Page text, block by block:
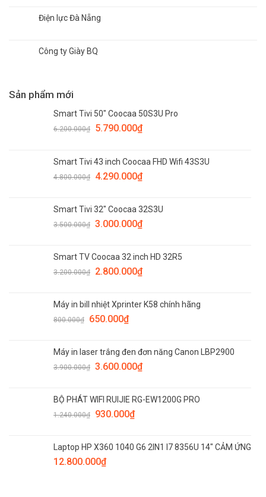
Điện lực Đà Nẵng
Công ty Giày BQ
Sản phẩm mới
Smart Tivi 50" Coocaa 50S3U Pro
6.200.000₫ 5.790.000₫
Smart Tivi 43 inch Coocaa FHD Wifi 43S3U
4.800.000₫ 4.290.000₫
Smart Tivi 32" Coocaa 32S3U
3.500.000₫ 3.000.000₫
Smart TV Coocaa 32 inch HD 32R5
3.200.000₫ 2.800.000₫
Máy in bill nhiệt Xprinter K58 chính hãng
800.000₫ 650.000₫
Máy in laser trắng đen đơn năng Canon LBP2900
3.900.000₫ 3.600.000₫
BỘ PHÁT WIFI RUIJIE RG-EW1200G PRO
1.240.000₫ 930.000₫
Laptop HP X360 1040 G6 2IN1 I7 8356U 14" CẢM ỨNG
12.800.000₫